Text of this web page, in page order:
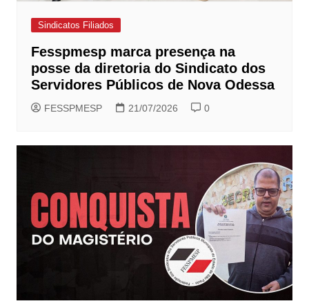
Sindicatos Filiados
Fesspmesp marca presença na
posse da diretoria do Sindicato dos
Servidores Públicos de Nova Odessa
FESSPMESP 21/07/2026 0